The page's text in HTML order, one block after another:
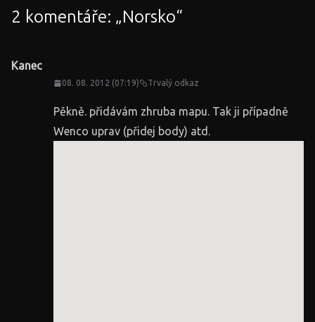
2 komentáře: „Norsko“
Kanec
08. 08. 2012 (07:19) Trvalý odkaz
Pěkně. přidávám zhruba mapu. Tak ji případně
Wenco uprav (přidej body) atd.